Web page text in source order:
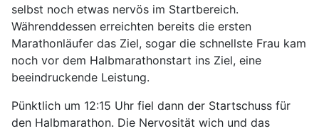
selbst noch etwas nervös im Startbereich.
Währenddessen erreichten bereits die ersten
Marathonläufer das Ziel, sogar die schnellste Frau kam
noch vor dem Halbmarathonstart ins Ziel, eine
beeindruckende Leistung.
Pünktlich um 12:15 Uhr fiel dann der Startschuss für
den Halbmarathon. Die Nervosität wich und das